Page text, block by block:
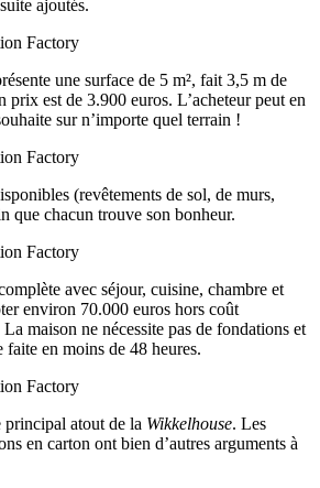
ajoutés.
une surface de 5 m², fait 3,5 m de
prix est de 3.900 euros. L’acheteur peut en
sur n’importe quel terrain !
(revêtements de sol, de murs,
que chacun trouve son bonheur.
avec séjour, cuisine, chambre et
environ 70.000 euros hors coût
maison ne nécessite pas de fondations et
en moins de 48 heures.
atout de la Wikkelhouse. Les
en carton ont bien d’autres arguments à